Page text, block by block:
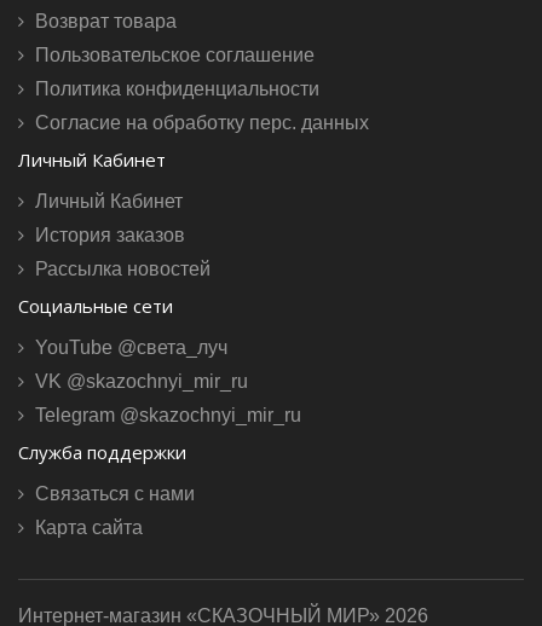
Возврат товара
Пользовательское соглашение
Политика конфиденциальности
Согласие на обработку перс. данных
Личный Кабинет
Личный Кабинет
История заказов
Рассылка новостей
Социальные сети
YouTube @света_луч
VK @skazochnyi_mir_ru
Telegram @skazochnyi_mir_ru
Служба поддержки
Связаться с нами
Карта сайта
Интернет-магазин «СКАЗОЧНЫЙ МИР» 2026